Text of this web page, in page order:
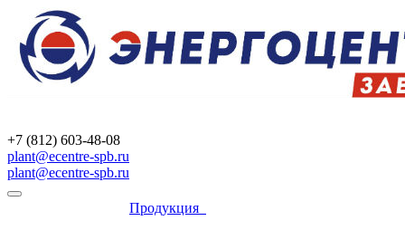
+7 (812) 603-48-08
plant@ecentre-spb.ru
plant@ecentre-spb.ru
Продукция